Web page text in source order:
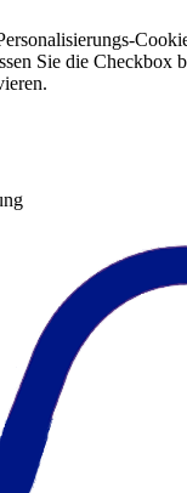
Sie die Checkbox